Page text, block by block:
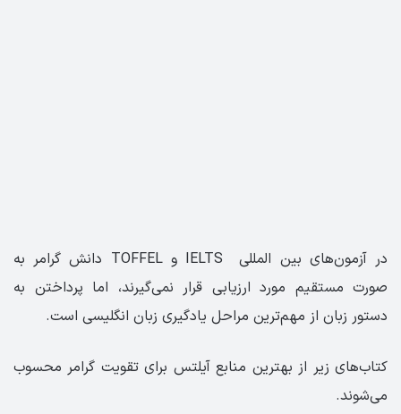
در آزمون‌های بین المللی IELTS و TOFFEL دانش گرامر به
صورت مستقیم مورد ارزیابی قرار نمی‌گیرند، اما پرداختن به
دستور زبان از مهم‌ترین مراحل یادگیری زبان انگلیسی است.
کتاب‌های زیر از بهترین منابع آیلتس برای تقویت گرامر محسوب
می‌شوند.